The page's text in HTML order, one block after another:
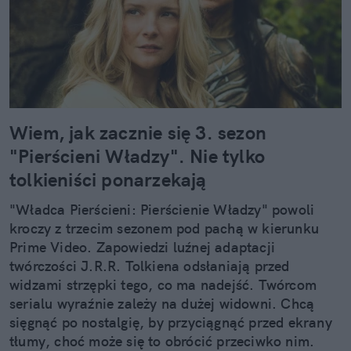
Wiem, jak zacznie się 3. sezon
"Pierścieni Władzy". Nie tylko
tolkieniści ponarzekają
"Władca Pierścieni: Pierścienie Władzy" powoli
kroczy z trzecim sezonem pod pachą w kierunku
Prime Video. Zapowiedzi luźnej adaptacji
twórczości J.R.R. Tolkiena odsłaniają przed
widzami strzępki tego, co ma nadejść. Twórcom
serialu wyraźnie zależy na dużej widowni. Chcą
sięgnąć po nostalgię, by przyciągnąć przed ekrany
tłumy, choć może się to obrócić przeciwko nim.